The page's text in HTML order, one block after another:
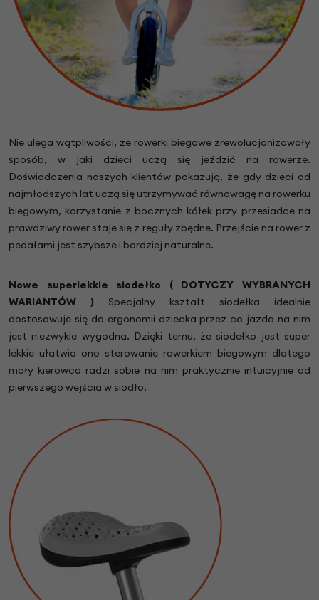
Nie ulega wątpliwości, że rowerki biegowe zrewolucjonizowały
sposób, w jaki dzieci uczą się jeździć na rowerze.
Doświadczenia naszych klientów pokazują, że gdy dzieci od
najmłodszych lat uczą się utrzymywać równowagę na rowerku
biegowym, korzystanie z bocznych kółek przy przesiadce na
prawdziwy rower staje się z reguły zbędne. Przejście na rower z
pedałami jest szybsze i bardziej naturalne.
Nowe superlekkie siodełko
( DOTYCZY WYBRANYCH
WARIANTÓW ) Specjalny kształt siodełka idealnie
dostosowuje się do ergonomii dziecka przez co jazda na nim
jest niezwykle wygodna. Dzięki temu, że siodełko jest super
lekkie ułatwia ono sterowanie rowerkiem biegowym dlatego
mały kierowca radzi sobie na nim praktycznie intuicyjnie od
pierwszego wejścia w siodło.